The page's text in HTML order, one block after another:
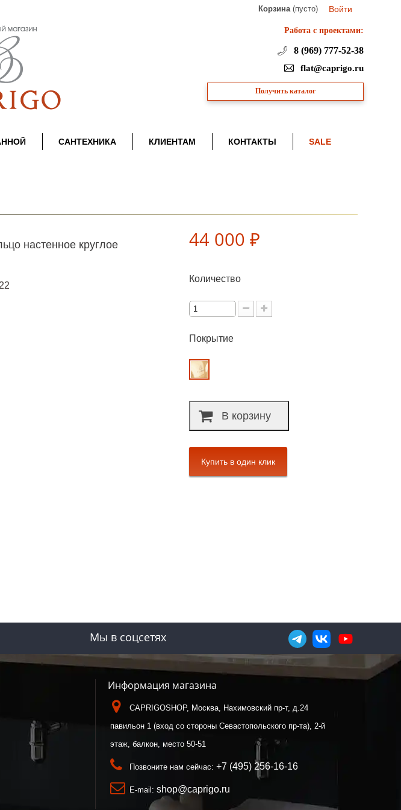
Войти
Корзина (пусто)
Работа с проектами:
8 (969) 777-52-38
flat@caprigo.ru
Получить каталог
САНТЕХНИКА КЛИЕНТАМ КОНТАКТЫ SALE
настенное круглое 44 000 ₽
Количество
Покрытие
В корзину
Мы в соцсетях
Информация магазина
CAPRIGOSHOP, Москва, Нахимовский пр-т, д.24
павильон 1 (вход со стороны Севастопольского пр-та), 2-й
этаж, балкон, место 50-51
Позвоните нам сейчас: +7 (495) 256-16-16
E-mail: shop@caprigo.ru